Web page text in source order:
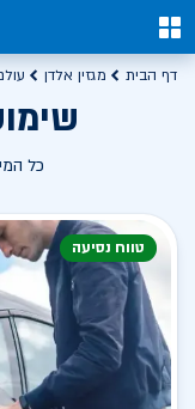
0
דף הבית מגזין אלדן
כל
טווח נסיעה